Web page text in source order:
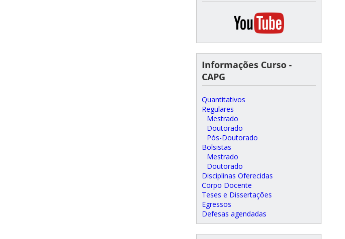
Informações Curso -
CAPG
Quantitativos
Regulares
Mestrado
Doutorado
Pós-Doutorado
Bolsistas
Mestrado
Doutorado
Disciplinas Oferecidas
Corpo Docente
Teses e Dissertações
Egressos
Defesas agendadas